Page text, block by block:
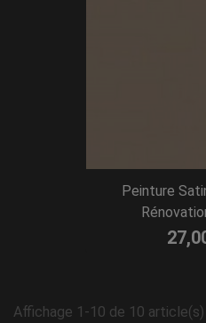
Peinture
Affichage 1-10 de 10 article(s)